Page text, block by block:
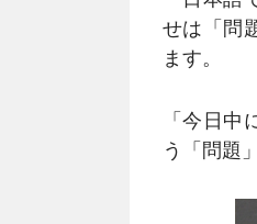
せは「問
ます。
「今日
う「問題